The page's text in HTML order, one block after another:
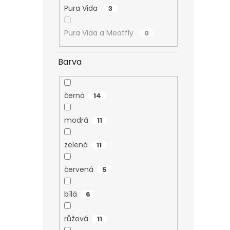
Pura Vida 3
Pura Vida a Meatfly 0
Barva
černá 14
modrá 11
zelená 11
červená 5
bílá 6
růžová 11